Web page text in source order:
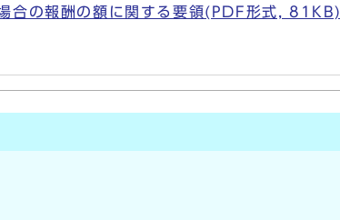
合の報酬の額に関する要領(PDF形式, 81KB)